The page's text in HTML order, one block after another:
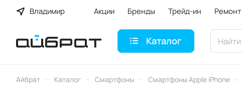
Владимир Акции Бренды Трейд-ин Ремонт
Каталог
Айбрат – Каталог – Смартфоны – Смартфоны Apple iPhone –